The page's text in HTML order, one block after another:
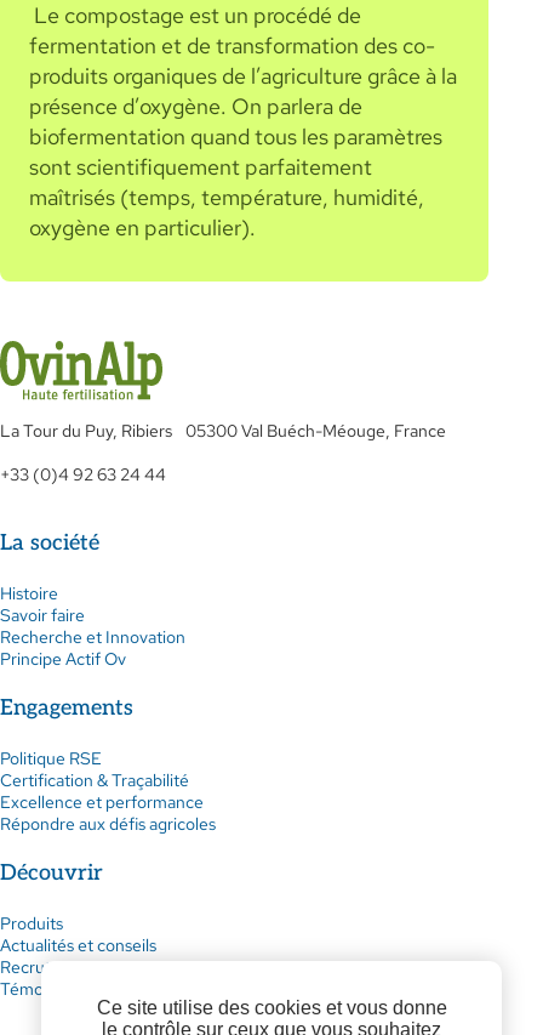
Le compostage est un procédé de
fermentation et de transformation des co-
produits organiques de l’agriculture grâce à la
présence d’oxygène. On parlera de
biofermentation quand tous les paramètres
sont scientifiquement parfaitement
maîtrisés (temps, température, humidité,
oxygène en particulier).
La Tour du Puy, Ribiers 05300 Val Buéch-Méouge, France
+33 (0)4 92 63 24 44
La société
Histoire
Savoir faire
Recherche et Innovation
Principe Actif Ov
Engagements
Politique RSE
Certification & Traçabilité
Excellence et performance
Répondre aux défis agricoles
Découvrir
Produits
Actualités et conseils
Recrutement
Témoignages
Ce site utilise des cookies et vous donne
le contrôle sur ceux que vous souhaitez